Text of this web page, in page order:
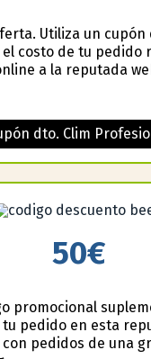
Utiliza un
costo de tu pedido
a la reputada
dto. Clim
50€
promocional
pedido en esta
con pedidos de una